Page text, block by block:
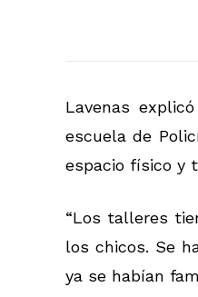
Lavenas
escuela de
espacio físico y
“Los talleres
los chicos. Se
ya se habían